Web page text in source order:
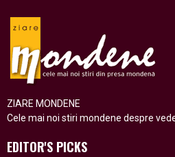
ZIARE MONDENE
Cele mai noi stiri mondene despre
EDITOR'S PICKS